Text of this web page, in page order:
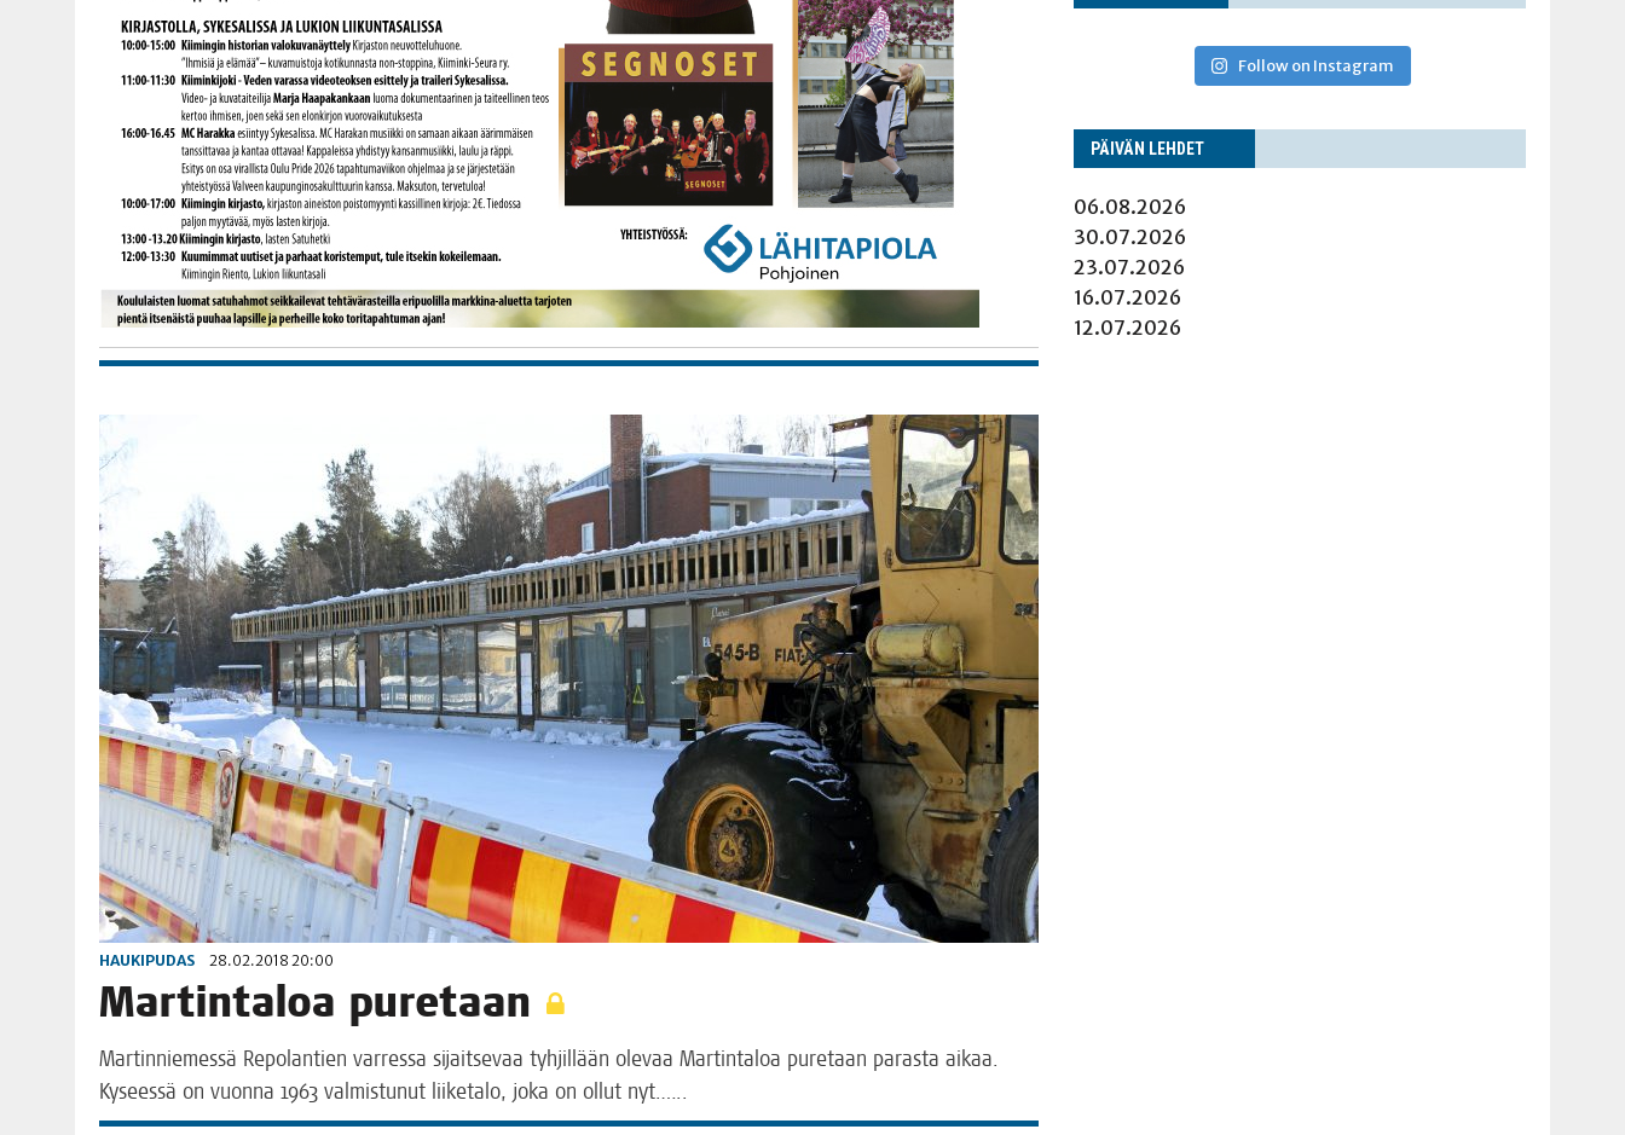
HAUKIPUDAS 28.02.2018 20:00
Mar­tin­ta­loa puretaan
Mar­tin­nie­mes­sä Repo­lan­tien var­res­sa sijait­se­vaa tyh­jil­lään ole­vaa Mar­tin­ta­loa pure­taan paras­ta aikaa.
Kysees­sä on vuon­na 1963 val­mis­tu­nut lii­ke­ta­lo, joka on ollut nyt.…..
Follow on Instagram
PÄI­VÄN LEHDET
06.08.2026
30.07.2026
23.07.2026
16.07.2026
12.07.2026